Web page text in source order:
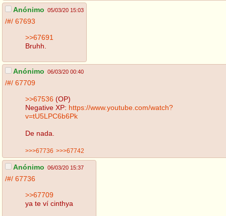
Anónimo 05/03/20 15:03
/#/ 67693
>>67691
Bruhh.
Anónimo 06/03/20 00:40
/#/ 67709
>>67536 (OP)
Negative XP: https://www.youtube.com/watch?
v=tU5LPC6b6Pk
De nada.
>>>67736 >>>67742
Anónimo 06/03/20 15:37
/#/ 67736
>>67709
ya te ví cinthya